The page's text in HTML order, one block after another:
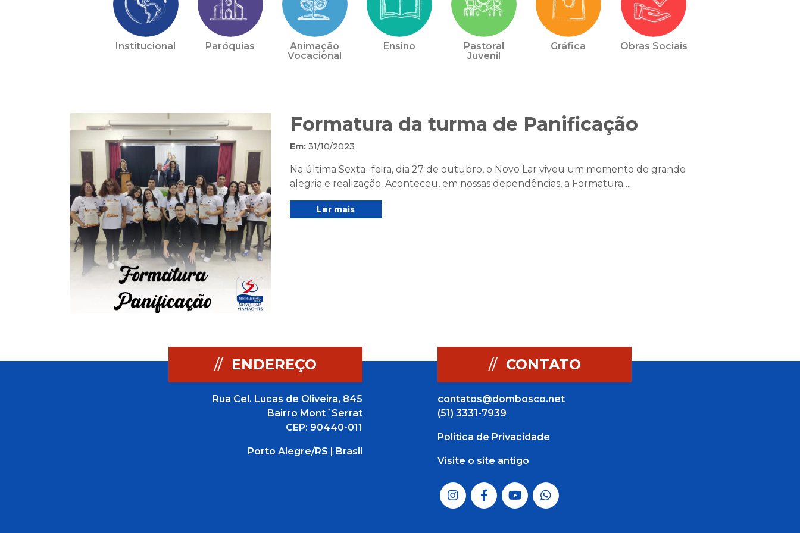
Institucional Paróquias
Animação
Vocacional
Ensino
Pastoral
Juvenil
Gráfica Obras Sociais
Formatura da turma de Panificação
Em:31/10/2023
Na última Sexta- feira, dia 27 de outubro, o Novo Lar viveu um momento de grande
alegria e realização. Aconteceu, em nossas dependências, a Formatura ...
Ler mais
// ENDEREÇO
Rua Cel. Lucas de Oliveira, 845
Bairro Mont´Serrat
CEP: 90440-011
Porto Alegre/RS | Brasil
// CONTATO
contatos@dombosco.net
(51) 3331-7939
Politica de Privacidade
Visite o site antigo